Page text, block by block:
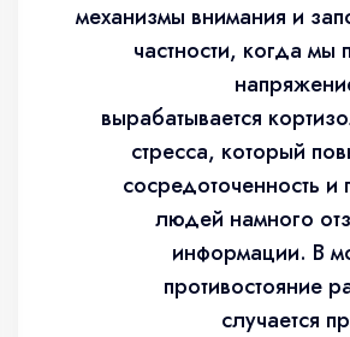
механизмы внимания и
частности, когда
вырабатывается
стресса, который
сосредоточенность
людей намного
информации. В
противостояние
случается